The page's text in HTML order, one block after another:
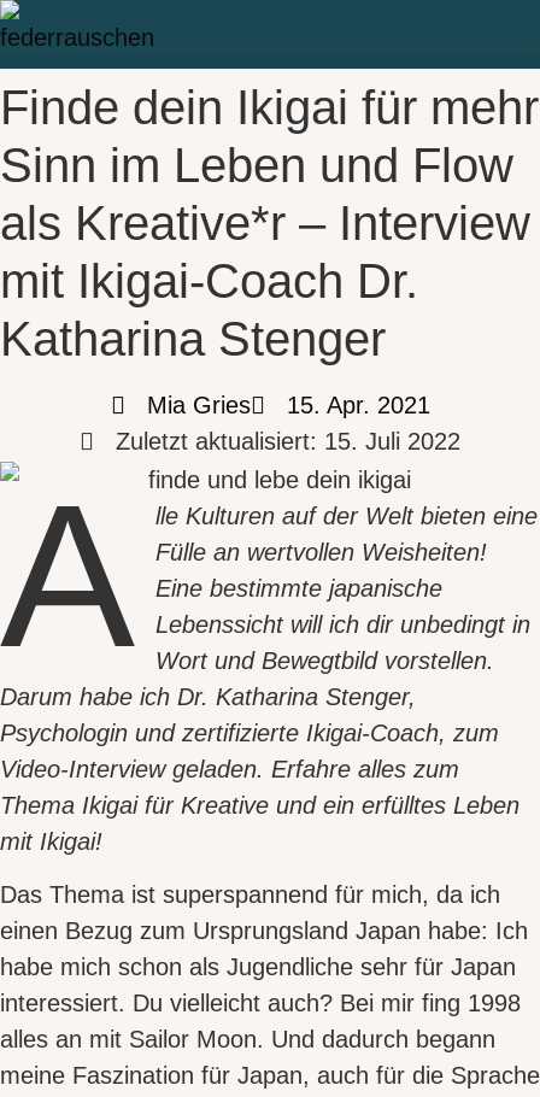
Zum
Inhalt
springen
Finde dein Ikigai für mehr
Sinn im Leben und Flow
als Kreative*r – Interview
mit Ikigai-Coach Dr.
Katharina Stenger
Mia Gries
15. Apr. 2021
Zuletzt aktualisiert: 15. Juli 2022
A
lle Kulturen auf der Welt bieten eine
Fülle an wertvollen Weisheiten!
Eine bestimmte japanische
Lebenssicht will ich dir unbedingt in
Wort und Bewegtbild vorstellen.
Darum habe ich Dr. Katharina Stenger,
Psychologin und zertifizierte Ikigai-Coach, zum
Video-Interview geladen. Erfahre alles zum
Thema Ikigai für Kreative und ein erfülltes Leben
mit Ikigai!
Das Thema ist superspannend für mich, da ich
einen Bezug zum Ursprungsland Japan habe: Ich
habe mich schon als Jugendliche sehr für Japan
interessiert. Du vielleicht auch? Bei mir fing 1998
alles an mit Sailor Moon. Und dadurch begann
meine Faszination für Japan, auch für die Sprache